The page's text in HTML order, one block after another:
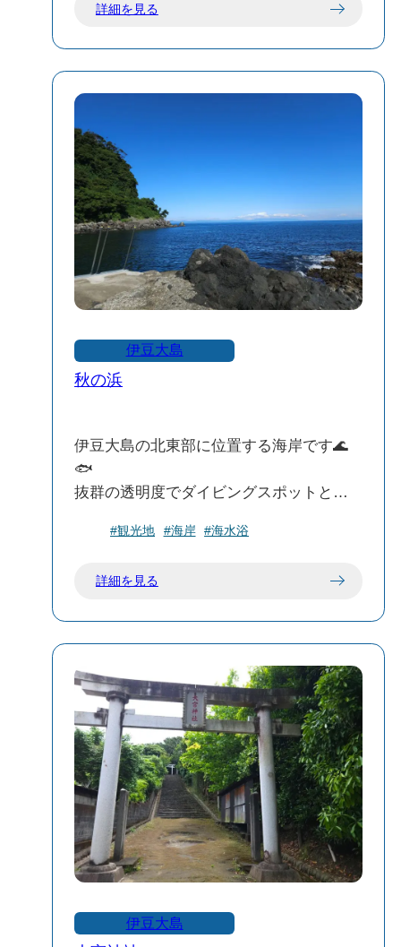
ています。
詳細を見る
伊豆大島
秋の浜
伊豆大島の北東部に位置する海岸です🌊
🐟
抜群の透明度でダイビングスポットとし
溶岩が作り出した独特の海底地形と様々
ト🔍
#観光地 #海岸 #海水浴
詳細を見る
伊豆大島